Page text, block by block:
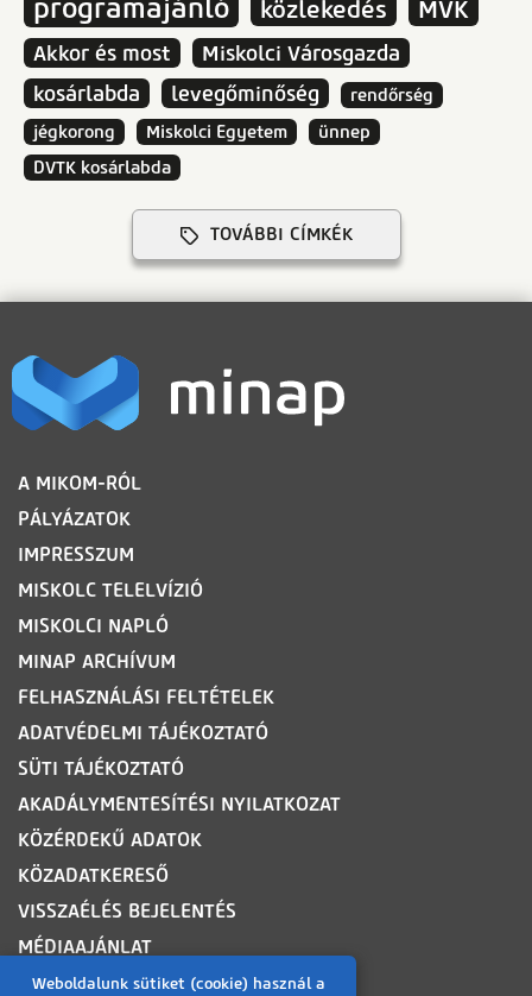
Weboldalunk sütiket (cookie) használ a
programajánló
közlekedés MVK
Akkor és most
Miskolci Városgazda
kosárlabda
levegőminőség
rendőrség
jégkorong
Miskolci Egyetem
ünnep
DVTK kosárlabda
TOVÁBBI CÍMKÉK
LÁBLÉC
A MIKOM-RÓL
PÁLYÁZATOK
IMPRESSZUM
MISKOLC TELELVÍZIÓ
MISKOLCI NAPLÓ
MINAP ARCHÍVUM
FELHASZNÁLÁSI FELTÉTELEK
ADATVÉDELMI TÁJÉKOZTATÓ
SÜTI TÁJÉKOZTATÓ
AKADÁLYMENTESÍTÉSI NYILATKOZAT
KÖZÉRDEKŰ ADATOK
KÖZADATKERESŐ
VISSZAÉLÉS BEJELENTÉS
MÉDIAAJÁNLAT
OLDALTÉRKÉP